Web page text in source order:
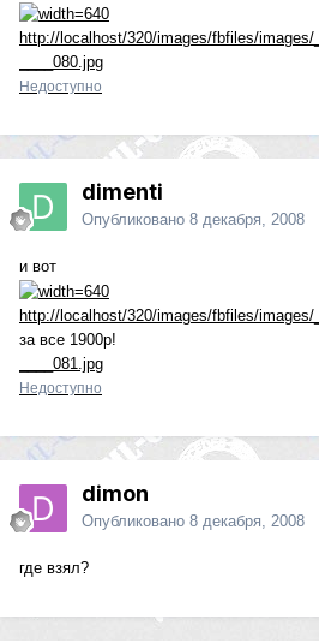
http://localhost/320/images/fbfiles/images/
____080.jpg
Недоступно
dimenti
Опубликовано 8 декабря, 2008
и вот
http://localhost/320/images/fbfiles/images/
за все 1900р!
____081.jpg
Недоступно
dimon
Опубликовано 8 декабря, 2008
где взял?